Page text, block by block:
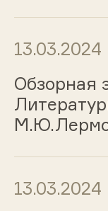
13.03.2024
Обзорная
13.03.2024